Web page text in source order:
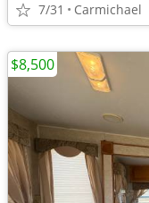
7/31 Carmichael
$8,500